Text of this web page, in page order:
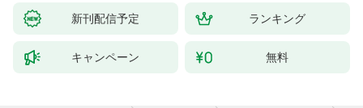
新刊配信予定 ランキング
キャンペーン 無料